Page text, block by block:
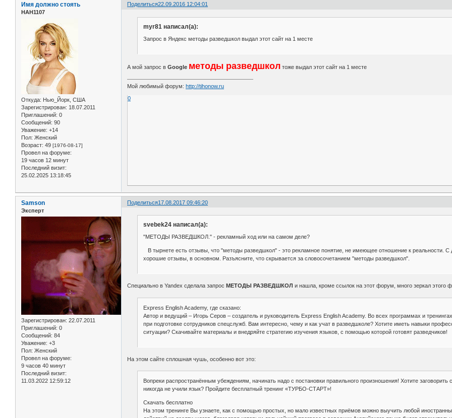
Поделиться22.09.2016 12:04:01
Имя должно стоять
НАН1107
Откуда: Нью_Йорк, США
Зарегистрирован: 18.07.2011
Приглашений: 0
Сообщений: 90
Уважение: +14
Пол: Женский
Возраст: 49 [1976-08-17]
Провел на форуме:
19 часов 12 минут
Последний визит:
25.02.2025 13:18:45
myr81 написал(а):
Запрос в Яндекс методы разведшкол выдал этот сайт на 1 месте
А мой запрос вGoogle методы разведшкол тоже выдал этот сайт на 1 месте
Мой любимый форум:http://tihonow.ru
0
Поделиться17.08.2017 09:46:20
Samson
Эксперт
Зарегистрирован: 22.07.2011
Приглашений: 0
Сообщений: 84
Уважение: +3
Пол: Женский
Провел на форуме:
9 часов 40 минут
Последний визит:
11.03.2022 12:59:12
svebek24 написал(а):
"МЕТОДЫ РАЗВЕДШКОЛ." - рекламный ход или на самом деле?
В тырнете есть отзывы, что "методы разведшкол" - это рекламное понятие, не имеющее отношение к реальности. С
хорошие отзывы, в основном. Разъясните, что скрывается за словосочетанием "методы разведшкол".
Специально в Yandex сделала запрос МЕТОДЫ РАЗВЕДШКОЛ и нашла, кроме ссылок на этот форум, много зеркал этого
Express English Academy, где сказано:
Автор и ведущий – Игорь Серов – создатель и руководитель Express English Academy. Во всех программах и
при подготовке сотрудников спецслужб. Вам интересно, чему и как учат в разведшколе? Хотите иметь навыки
ситуации? Скачивайте материалы и внедряйте стратегию изучения языков, с помощью которой готовят разведчиков!
На этом сайте сплошная чушь, особенно вот это:
Вопреки распространённым убеждениям, начинать надо с постановки правильного произношения! Хотите
никогда не учили язык? Пройдите бесплатный тренинг «ТУРБО-СТАРТ»!
Скачать бесплатно
На этом тренинге Вы узнаете, как с помощью простых, но мало известных приёмов можно выучить любой